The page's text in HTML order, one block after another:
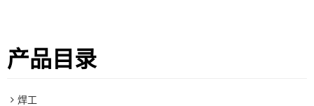
产品目录
焊工